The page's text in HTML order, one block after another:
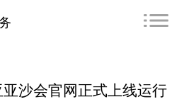
沙会官网正式上线运行